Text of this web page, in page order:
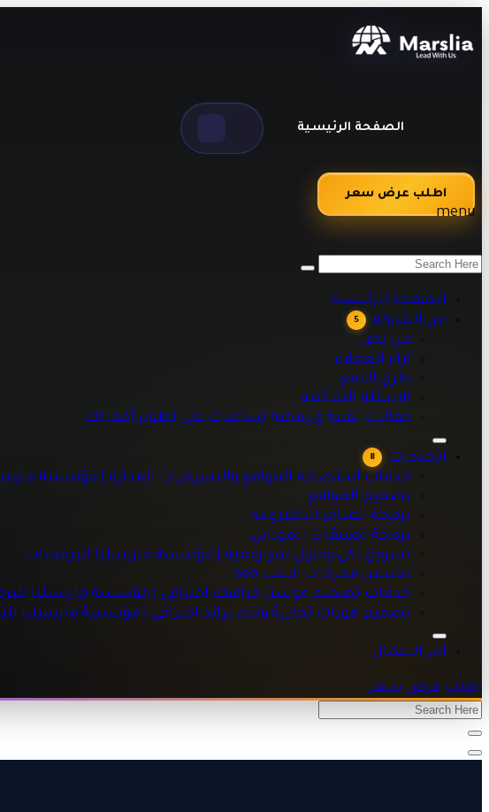
الصفحة الرئيسية
اراء العملاء
الاسئلة الشائعه
مقالات تقنية وبرمجية تساعدك على تطوير أعمالك
خدمات استضافة المواقع والسيرفرات المدارة | مؤسسة مارسيليا للبرمجيات
برمجة المتاجر الالكترونية
برمجة تطبيقات الموبايل
تسويق ذكي وحلول نمو رقمية | مؤسسة مارسيليا للبرمجيات
تحسين محركات البحث seo
خدمات تصميم موشن جرافيك احترافي | مؤسسة مارسيليا للبرمجيات
تصميم هويات تجارية وبناء براند احترافي | مؤسسة مارسيليا للبرمجيات
اطلب عرض سعر
menu
الصفحة الرئيسية
عن الشركة
5
من نحن
اراء العملاء
طرق الدفع
الاسئلة الشائعه
مقالات تقنية وبرمجية تساعدك على تطوير أعمالك
الخدمات 8
خدمات استضافة المواقع والسيرفرات المدارة | مؤسسة
تصميم المواقع
برمجة المتاجر الالكترونية
برمجة تطبيقات الموبايل
تسويق ذكي وحلول نمو رقمية | مؤسسة مارسيليا للبرمجيات
تحسين محركات البحث seo
خدمات تصميم موشن جرافيك احترافي | مؤسسة مارسيليا
تصميم هويات تجارية وبناء براند احترافي | مؤسسة مارسيليا
آخر الاعمال
اطلب عرض سعر